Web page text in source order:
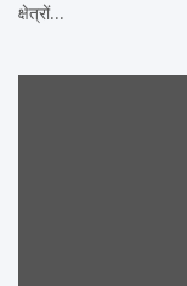
क्षेत्रों…